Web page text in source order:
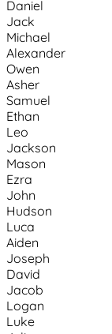
Daniel
Jack
Michael
Alexander
Owen
Asher
Samuel
Ethan
Leo
Jackson
Mason
Ezra
John
Hudson
Luca
Aiden
Joseph
David
Jacob
Logan
Luke